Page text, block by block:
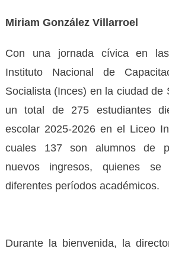
Miriam González Villarroel
Con una jornada cívica en
Instituto Nacional de
Socialista (Inces) en la ciudad de
un total de 275 estudiantes
escolar 2025-2026 en el Liceo
cuales 137 son alumnos de
nuevos ingresos, quienes
diferentes períodos académicos.
Durante la bienvenida, la